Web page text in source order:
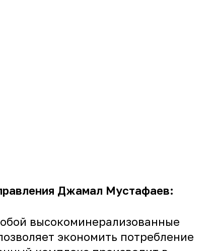
Джамал Мустафаев:
высокоминерализованные
экономить потребление